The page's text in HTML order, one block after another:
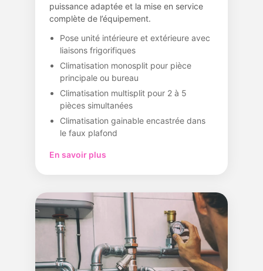
puissance adaptée et la mise en service
complète de l’équipement.
Pose unité intérieure et extérieure avec
liaisons frigorifiques
Climatisation monosplit pour pièce
principale ou bureau
Climatisation multisplit pour 2 à 5
pièces simultanées
Climatisation gainable encastrée dans
le faux plafond
En savoir plus